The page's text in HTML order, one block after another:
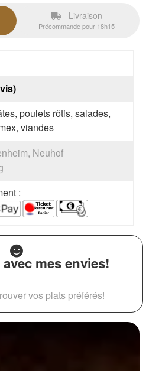
Livraison
Précommande pour 18h15
poulets rôtis, salades,
viandes
Neuhof
:
mes envies!
vos plats préférés!